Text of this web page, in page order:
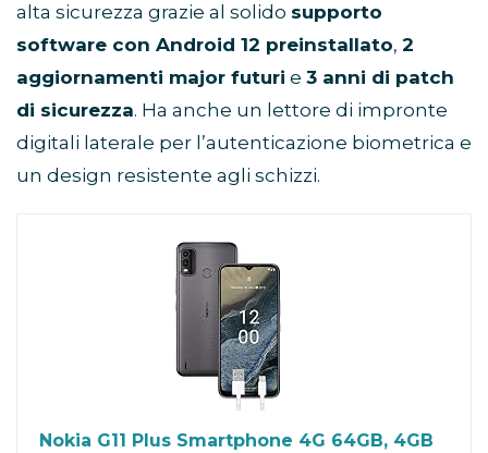
alta sicurezza grazie al solido supporto
software con Android 12 preinstallato, 2
aggiornamenti major futuri e 3 anni di patch
di sicurezza. Ha anche un lettore di impronte
digitali laterale per l’autenticazione biometrica e
un design resistente agli schizzi.
Nokia G11 Plus Smartphone 4G 64GB, 4GB